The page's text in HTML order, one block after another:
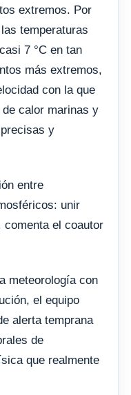
extremos. Por
temperaturas
7 °C en tan
más extremos,
con la que
calor marinas y
y
entre
unir
comenta el coautor
meteorología con
el equipo
alerta temprana
de
que realmente